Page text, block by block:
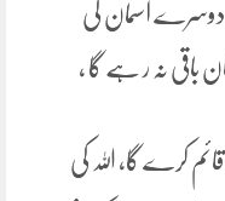
دوسرے آسمان کی
باقی نہ ر ہے گا ،
کرے گا، اللہ کی